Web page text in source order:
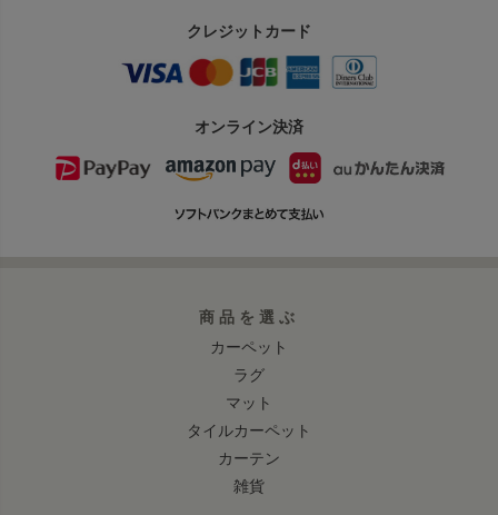
クレジットカード
オンライン決済
商品を選ぶ
カーペット
ラグ
マット
タイルカーペット
カーテン
雑貨